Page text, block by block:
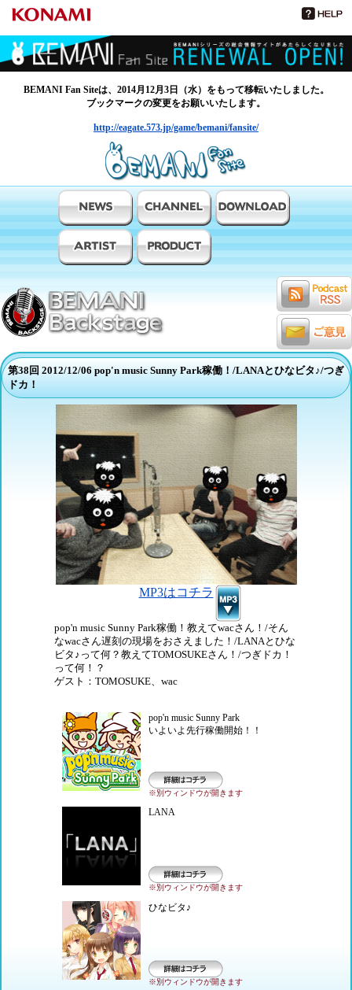
BEMANI Fan Siteは、2014月12月3日（水）をもって移転いたしました。
ブックマークの変更をお願いいたします。
http://eagate.573.jp/game/bemani/fansite/
BEMANIファンサイト
Podcast RSS
ご意見はコチ
ラ
第38回 2012/12/06 pop'n music Sunny Park稼働！/LANAとひなビタ♪/つぎ
ドカ！
MP3はコチラ
pop'n music Sunny Park稼働！教えてwacさん！/そん
なwacさん遅刻の現場をおさえました！/LANAとひな
ビタ♪って何？教えてTOMOSUKEさん！/つぎドカ！
って何！？
ゲスト：TOMOSUKE、wac
pop'n music Sunny Park
いよいよ先行稼働開始！！
詳細はコチラ
※別ウィンドウが開きます
LANA
詳細はコチラ
※別ウィンドウが開きます
ひなビタ♪
詳細はコチラ
※別ウィンドウが開きます